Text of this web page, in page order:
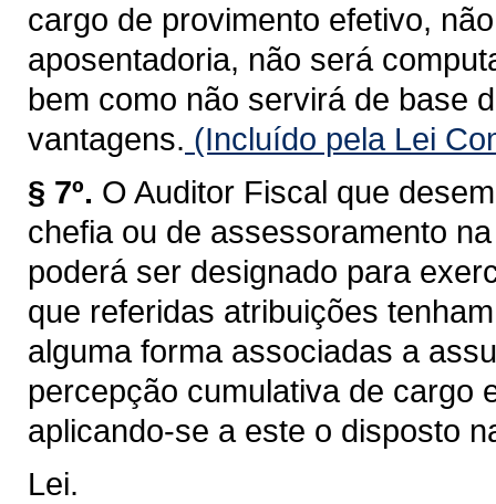
cargo de provimento efetivo,
aposentadoria, não será
bem como não servirá de base
vantagens. (Incluído pela Lei
§ 7º. O Auditor Fiscal que
chefia ou de assessoramento
poderá ser designado para
que referidas atribuições
alguma forma associadas a
percepção cumulativa de cargo
aplicando-se a este o disposto
Lei.